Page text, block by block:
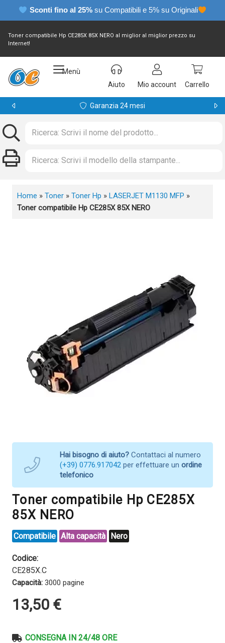
Sconti fino al 25% su Compatibili e 5% su Originali
Toner compatibile Hp CE285X 85X NERO al miglior al miglior prezzo su
Internet!
Menù
Aiuto
Mio account Carrello
Garanzia 24 mesi
Home » Toner » Toner Hp » LASERJET M1130 MFP »
Toner compatibile Hp CE285X 85X NERO
Hai bisogno di aiuto? Contattaci al numero
(+39) 0776.917042 per effettuare un ordine
telefonico
Toner compatibile Hp CE285X
85X NERO
Compatibile Alta capacità Nero
Codice:
CE285X.C
Capacità: 3000 pagine
13,50 €
CONSEGNA IN 24/48 ORE